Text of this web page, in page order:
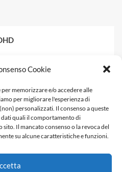
Cookie
memorizzare e/o accedere alle
per migliorare l'esperienza di
personalizzati. Il consenso a queste
quali il comportamento di
Il mancato consenso o la revoca del
su alcune caratteristiche e funzioni.
opinioni e schema tipo per